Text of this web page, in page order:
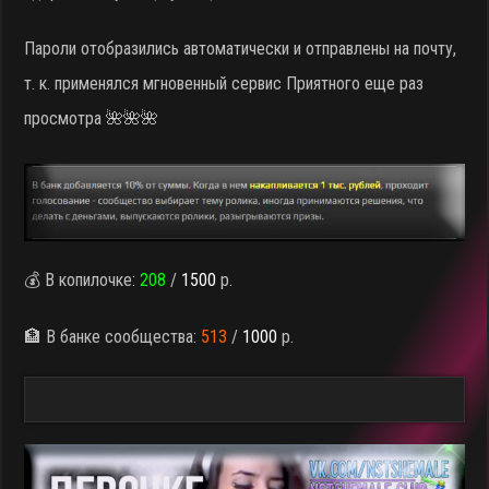
Пароли отобразились автоматически и отправлены на почту,
т. к. применялся мгновенный сервис Приятного еще раз
просмотра 🌺🌺🌺
💰 В копилочке:208 / 1500 р.
🏦 В банке сообщества: 513/ 1000 р.